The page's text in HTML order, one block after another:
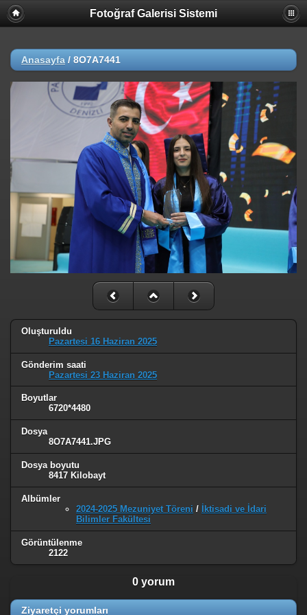
Fotoğraf Galerisi Sistemi
Anasayfa / 8O7A7441
Oluşturuldu
Pazartesi 16 Haziran 2025
Gönderim saati
Pazartesi 23 Haziran 2025
Boyutlar
6720*4480
Dosya
8O7A7441.JPG
Dosya boyutu
8417 Kilobayt
Albümler
2024-2025 Mezuniyet Töreni /
İktisadi ve İdari
Bilimler Fakültesi
Görüntülenme
2122
0 yorum
Ziyaretçi yorumları